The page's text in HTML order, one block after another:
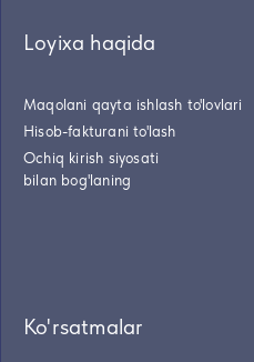
Loyixa haqida
Maqolani qayta ishlash to'lovlari
Hisob-fakturani to'lash
Ochiq kirish siyosati
bilan bog'laning
Ko'rsatmalar